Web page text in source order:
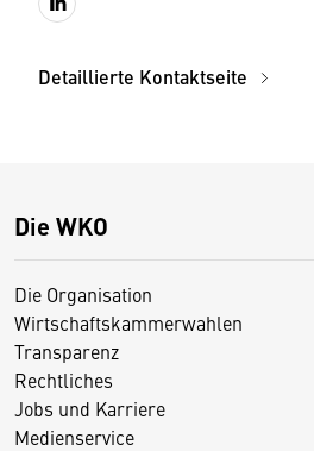
Detaillierte Kontaktseite
Die WKO
Die Organisation
Wirtschaftskammerwahlen
Transparenz
Rechtliches
Jobs und Karriere
Medienservice